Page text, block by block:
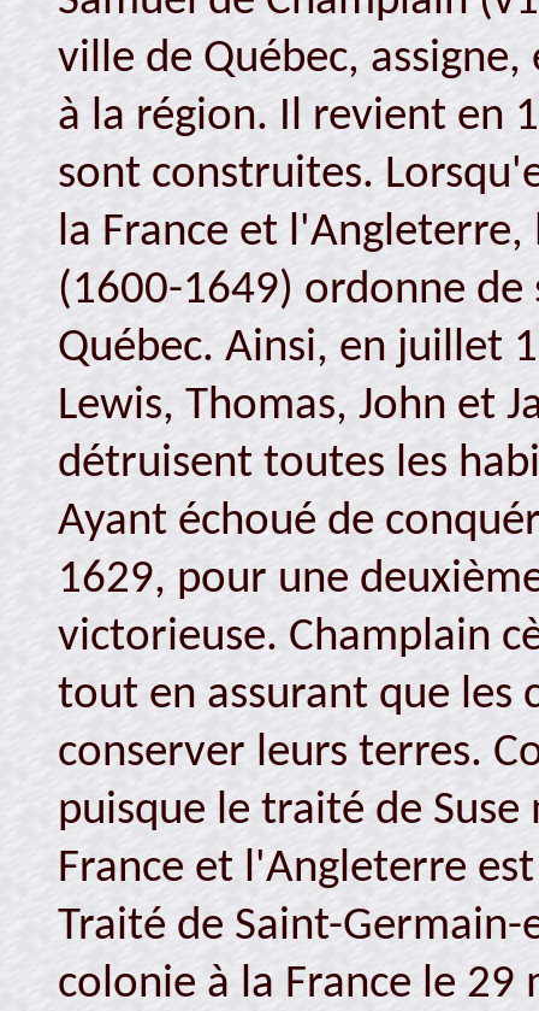
ville de Québec,
à la région. Il revient en
sont construites.
la France et
(1600-1649) ordonne
Québec. Ainsi, en juillet
Lewis, Thomas, John et
détruisent toutes les
Ayant échoué de
1629, pour une
victorieuse. Champlain
tout en assurant que les
conserver leurs terres.
puisque le traité de
France et l'Angleterre
Traité de Saint-
colonie à la France le 29